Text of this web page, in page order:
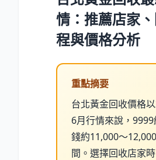
情：推薦店家
程與價格分析
重點摘要
台北黃金回收價格
6月行情來說，
錢約11,000～
間。選擇回收店家